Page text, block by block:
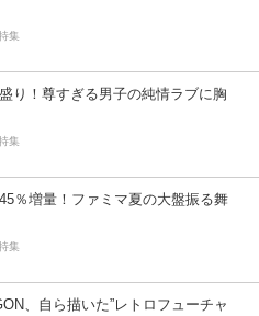
集
り！尊すぎる男子の純情ラブに胸
集
％増量！ファミマ夏の大盤振る舞
集
、自ら描いた”レトロフューチャ